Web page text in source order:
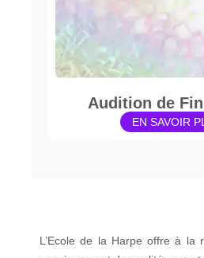
Audition de
EN SAVOIR
L’Ecole de la Harpe offre à la